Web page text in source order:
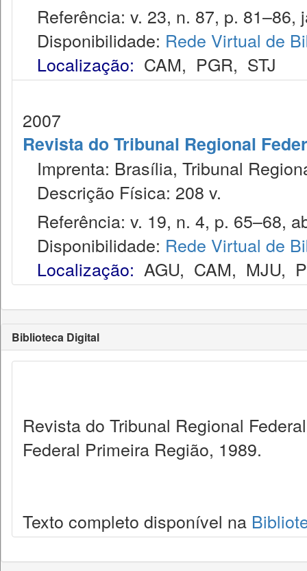
Referência: v. 23, n. 87, p. 81–86,
Disponibilidade: Rede Virtual de
Localização: CAM, PGR, STJ
2007
Revista do Tribunal Regional
Imprenta: Brasília, Tribunal
Descrição Física: 208 v.
Referência: v. 19, n. 4, p. 65–68,
Disponibilidade: Rede Virtual de
Localização: AGU, CAM, MJU,
Biblioteca Digital
Revista do Tribunal Regional
Federal Primeira Região, 1989.
Texto completo disponível na